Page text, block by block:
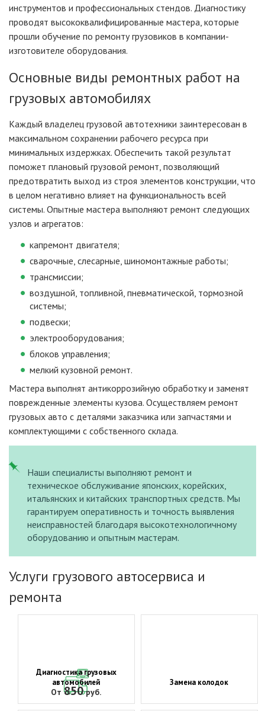
инструментов и профессиональных стендов. Диагностику
проводят высококвалифицированные мастера, которые
прошли обучение по ремонту грузовиков в компании-
изготовителе оборудования.
Основные виды ремонтных работ на
грузовых автомобилях
Каждый владелец грузовой автотехники заинтересован в
максимальном сохранении рабочего ресурса при
минимальных издержках. Обеспечить такой результат
поможет плановый грузовой ремонт, позволяющий
предотвратить выход из строя элементов конструкции, что
в целом негативно влияет на функциональность всей
системы. Опытные мастера выполняют ремонт следующих
узлов и агрегатов:
капремонт двигателя;
сварочные, слесарные, шиномонтажные работы;
трансмиссии;
воздушной, топливной, пневматической, тормозной
системы;
подвески;
электрооборудования;
блоков управления;
мелкий кузовной ремонт.
Мастера выполнят антикоррозийную обработку и заменят
поврежденные элементы кузова. Осуществляем ремонт
грузовых авто с деталями заказчика или запчастями и
комплектующими с собственного склада.
Наши специалисты выполняют ремонт и
техническое обслуживание японских, корейских,
итальянских и китайских транспортных средств. Мы
гарантируем оперативность и точность выявления
неисправностей благодаря высокотехнологичному
оборудованию и опытным мастерам.
Услуги грузового автосервиса и
ремонта
Диагностика грузовых
автомобилей
От850руб.
Замена колодок